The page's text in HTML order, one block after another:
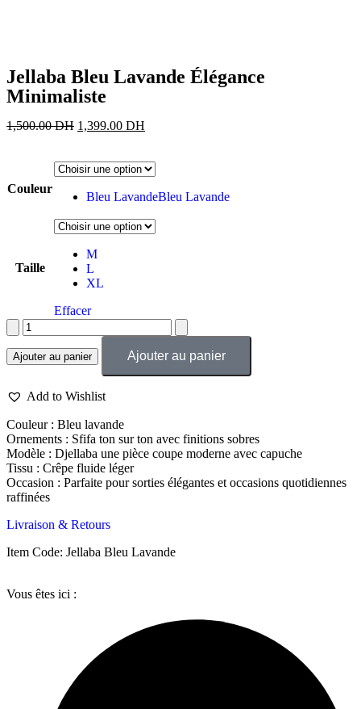
Jellaba Bleu Lavande Élégance
Minimaliste
1,500.00DH 1,399.00 DH
Couleur
Bleu LavandeBleu Lavande
Taille
M
L
XL
Effacer
Ajouter au panier Ajouter au panier
Add to Wishlist
Couleur : Bleu lavande
Ornements : Sfifa ton sur ton avec finitions sobres
Modèle : Djellaba une pièce coupe moderne avec capuche
Tissu : Crêpe fluide léger
Occasion : Parfaite pour sorties élégantes et occasions quotidiennes
raffinées
Livraison & Retours
Item Code: Jellaba Bleu Lavande
Vous êtes ici :